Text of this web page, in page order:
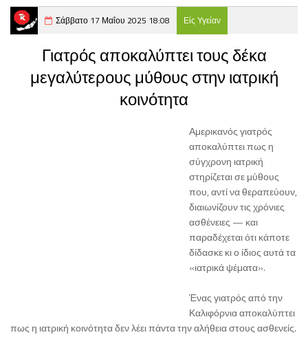
Σάββατο 17 Μαΐου 2025 18:08 Είς Υγείαν
Γιατρός αποκαλύπτει τους δέκα
μεγαλύτερους μύθους στην ιατρική
κοινότητα
Αμερικανός γιατρός
αποκαλύπτει πως η
σύγχρονη ιατρική
στηρίζεται σε μύθους
που, αντί να θεραπεύουν,
διαιωνίζουν τις χρόνιες
ασθένειες — και
παραδέχεται ότι κάποτε
δίδασκε κι ο ίδιος αυτά τα
«ιατρικά ψέματα».
Ένας γιατρός από την
Καλιφόρνια αποκαλύπτει
πως η ιατρική κοινότητα δεν λέει πάντα την αλήθεια στους ασθενείς.